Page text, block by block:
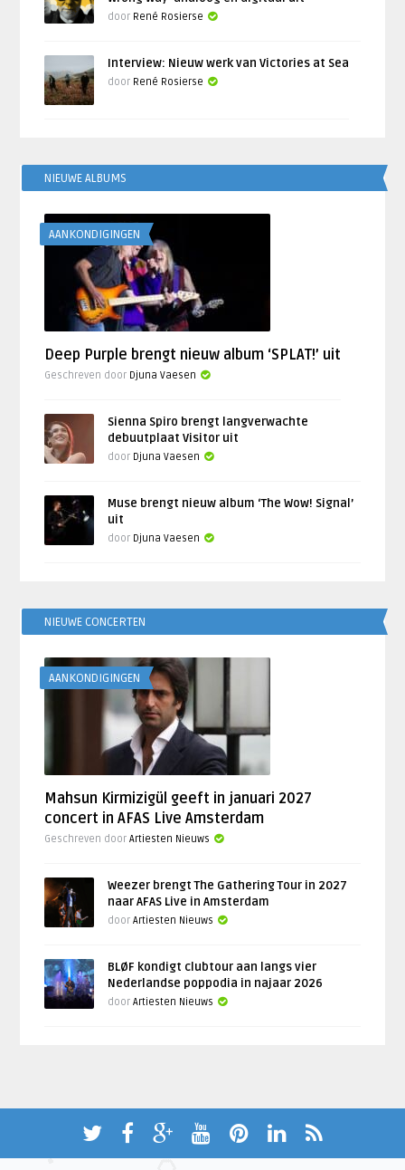
door René Rosierse
Interview: Nieuw werk van Victories at Sea
door René Rosierse
NIEUWE ALBUMS
AANKONDIGINGEN
Deep Purple brengt nieuw album ‘SPLAT!’ uit
Geschreven door Djuna Vaesen
Sienna Spiro brengt langverwachte
debuutplaat Visitor uit
door Djuna Vaesen
Muse brengt nieuw album ‘The Wow! Signal’
uit
door Djuna Vaesen
NIEUWE CONCERTEN
AANKONDIGINGEN
Mahsun Kirmizigül geeft in januari 2027
concert in AFAS Live Amsterdam
Geschreven doorArtiesten Nieuws
Weezer brengt The Gathering Tour in 2027
naar AFAS Live in Amsterdam
doorArtiesten Nieuws
BLØF kondigt clubtour aan langs vier
Nederlandse poppodia in najaar 2026
doorArtiesten Nieuws